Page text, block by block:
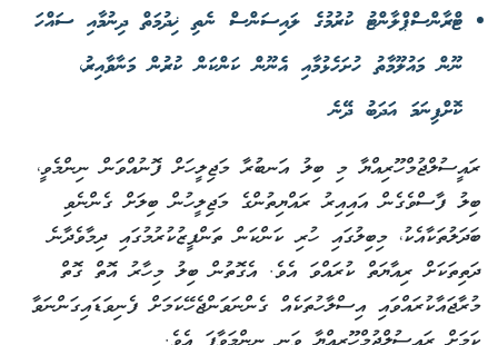
ޓްރާންސްޕްލާންޓު ކުރުމުގެ ލައިސަންސް ނެތި ޚިދުމަތް ދިނުމާއި ސައްހަ
ނޫން މައުލޫމާތު ހުށަހެޅުމާއި އެނޫން ކަންކަން ކުރުން މަނާވާއިރު،
ކޮށްފިނަމަ އަދަބު ދޭނެ
ރައީސުލްޖުމްހޫރިއްޔާ މި ބިލު އަނބުރާ މަޖިލީހަށް ފޮނުއްވަން ނިންމެވީ،
ބިލު ފާސްވެގެން އައިއިރު ރައްޔިތުންގެ މަޖިލީހުން ބިލަށް ގެންނެވި
ބަދަލުތަކާއެކު، މިބިލުގައި ހުރި ކަންކަން ތަންފީޒުކުރުމުގައި ދިމާވެދާނެ
ދަތިތަކަށް ރިއާޔަތް ކުރައްވަ އެވެ. އެގޮތުން ބިލު މިހާރު އޮތް ގޮތް
މުރާޖައާކުރައްވައި އިސްލާހުތަކެއް ގެންނަވަންޖެހޭކަމަށް ފެނިވަޑައިގަންނަވާ